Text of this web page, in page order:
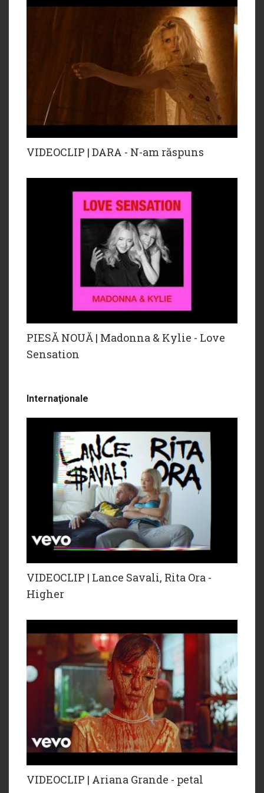
VIDEOCLIP | DARA - N-am răspuns
PIESĂ NOUĂ | Madonna & Kylie - Love
Sensation
Internaţionale
VIDEOCLIP | Lance Savali, Rita Ora -
Higher
VIDEOCLIP | Ariana Grande - petal